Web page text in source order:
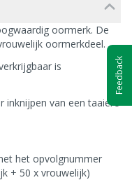
oormerk. De
oormerkdeel.
is
inknijpen van een taaiere
het opvolgnummer
+ 50 x vrouwelijk)
Feedback